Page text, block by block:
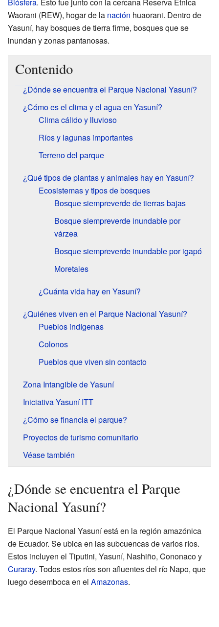
Waorani (REW), hogar de la nación huaorani. Dentro de
Yasuní, hay bosques de tierra firme, bosques que se
inundan y zonas pantanosas.
Contenido
¿Dónde se encuentra el Parque Nacional Yasuní?
¿Cómo es el clima y el agua en Yasuní?
Clima cálido y lluvioso
Ríos y lagunas importantes
Terreno del parque
¿Qué tipos de plantas y animales hay en Yasuní?
Ecosistemas y tipos de bosques
Bosque siempreverde de tierras bajas
Bosque siempreverde inundable por
várzea
Bosque siempreverde inundable por igapó
Moretales
¿Cuánta vida hay en Yasuní?
¿Quiénes viven en el Parque Nacional Yasuní?
Pueblos indígenas
Colonos
Pueblos que viven sin contacto
Zona Intangible de Yasuní
Iniciativa Yasuní ITT
¿Cómo se financia el parque?
Proyectos de turismo comunitario
Véase también
¿Dónde se encuentra el Parque
Nacional Yasuní?
El Parque Nacional Yasuní está en la región amazónica
de Ecuador. Se ubica en las subcuencas de varios ríos.
Estos incluyen el Tiputini, Yasuní, Nashiño, Cononaco y
Curaray. Todos estos ríos son afluentes del río Napo, que
luego desemboca en el Amazonas.